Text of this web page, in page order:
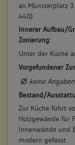
an Münsterplatz
440).
Innerer Aufbau/
Zonierung:
Unter der Küche
Vorgefundener
keine Angaben
Bestand/
Zur Küche führt
Holzgewände für
Innenwände und
modern gefasst.